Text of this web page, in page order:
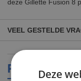
deze Gillette Fusion 8
VEEL GESTELDE
PRODUCTDeze